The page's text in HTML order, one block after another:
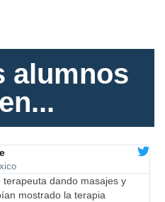
alumnos
dando masajes y
mostrado la terapia